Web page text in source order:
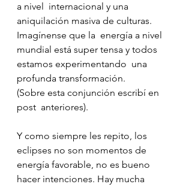
a nivel  internacional y una
aniquilación masiva de culturas.
Imagínense que la  energía a nivel
mundial está super tensa y todos
estamos experimentando  una
profunda transformación.
(Sobre esta conjunción escribí en
post  anteriores).
Y como siempre les repito, los
eclipses no son momentos de
energía favorable, no es bueno
hacer intenciones. Hay mucha